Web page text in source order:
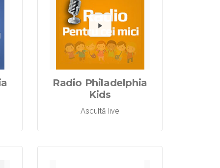
Radio
Redă
Radio Philadelphia
Kids
Ascultă live